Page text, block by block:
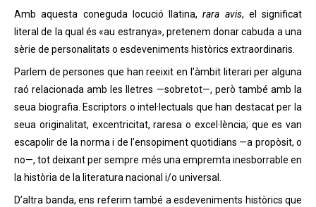
Amb aquesta coneguda locució llatina,rara avis, el significat
literal de la qual és «au estranya», pretenem donar cabuda a una
sèrie de personalitats o esdeveniments històrics extraordinaris.
Parlem de persones que han reeixit en l’àmbit literari per alguna
raó relacionada amb les lletres —sobretot—, però també amb la
seua biografia. Escriptors o intel·lectuals que han destacat per la
seua originalitat, excentricitat, raresa o excel·lència; que es van
escapolir de la norma i de l’ensopiment quotidians —a propòsit, o
no—, tot deixant per sempre més una empremta inesborrable en
la història de la literatura nacional i/o universal.
D’altra banda, ens referim també a esdeveniments històrics que